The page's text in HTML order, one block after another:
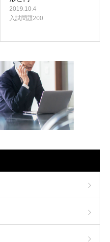
2019.10.4
入試問題200